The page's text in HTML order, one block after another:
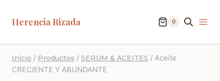
Herencia Rizada 0
Inicio / Productos / SERUM & ACEITES / Aceite
CRECIENTE Y ABUNDANTE